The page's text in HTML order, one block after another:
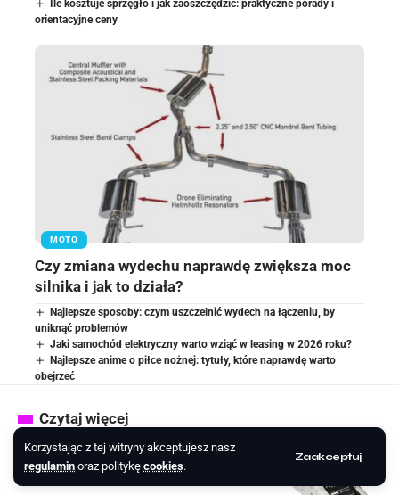
Korzystając z tej witryny akceptujesz nasz
regulamin oraz politykę cookies.
Zaakceptuj
Ile kosztuje sprzęgło i jak zaoszczędzić: praktyczne porady i
orientacyjne ceny
MOTO
Czy zmiana wydechu naprawdę zwiększa moc
silnika i jak to działa?
Najlepsze sposoby: czym uszczelnić wydech na łączeniu, by
uniknąć problemów
Jaki samochód elektryczny warto wziąć w leasing w 2026 roku?
Najlepsze anime o piłce nożnej: tytuły, które naprawdę warto
obejrzeć
Czytaj więcej
Jak aplikacja Pepper ułatwia zarządzanie
finansami?